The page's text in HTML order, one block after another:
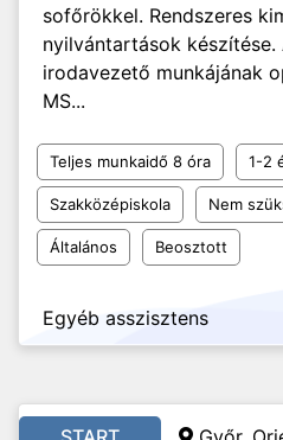
sofőrökkel. Rendszeres
nyilvántartások
irodavezető munkájának
MS...
Teljes munkaidő 8 óra 1-2
Szakközépiskola Nem
Általános Beosztott
Egyéb asszisztens